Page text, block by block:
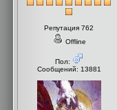
Репутация 762
Offline
Пол:
Сообщений: 13881